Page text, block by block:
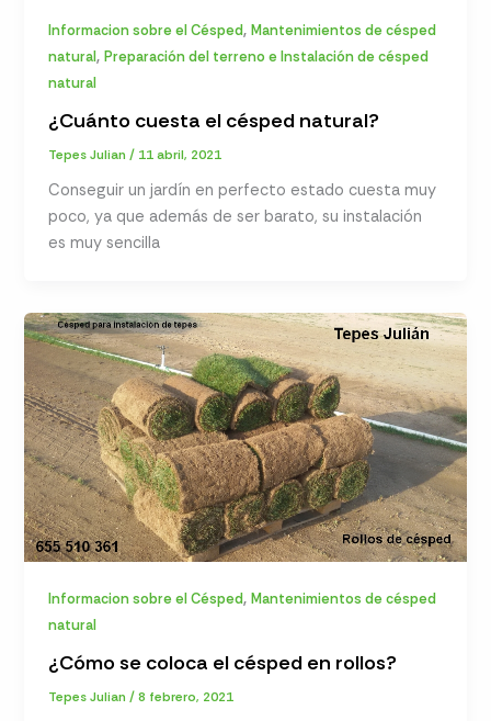
Informacion sobre el Césped,Mantenimientos de césped
natural,Preparación del terreno e Instalación de césped
natural
¿Cuánto cuesta el césped natural?
Tepes Julian/ 11 abril, 2021
Conseguir un jardín en perfecto estado cuesta muy
poco, ya que además de ser barato, su instalación
es muy sencilla
Informacion sobre el Césped,Mantenimientos de césped
natural
¿Cómo se coloca el césped en rollos?
Tepes Julian/8 febrero, 2021